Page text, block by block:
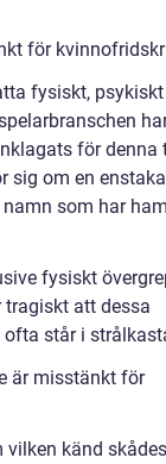
för
fysiskt,
för denna
sig om en enstaka
som har
fysiskt
tragiskt att dessa
står i
är misstänkt för
känd